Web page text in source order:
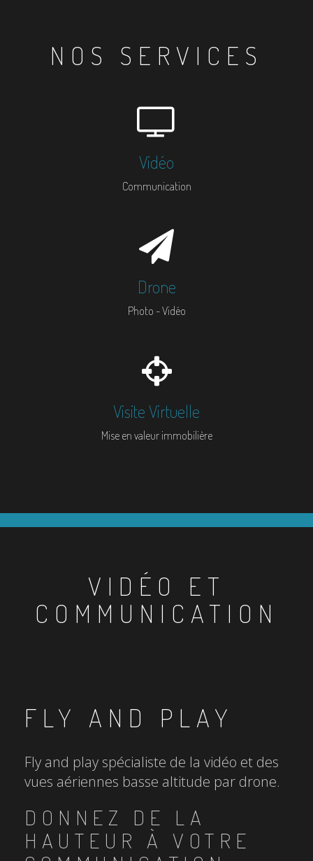
NOS SERVICES
Vidéo
Communication
Drone
Photo - Vidéo
Visite Virtuelle
Mise en valeur immobilière
VIDÉO ET
COMMUNICATION
FLY AND PLAY
Fly and play spécialiste de la vidéo et des
vues aériennes basse altitude par drone.
DONNEZ DE LA
HAUTEUR À VOTRE